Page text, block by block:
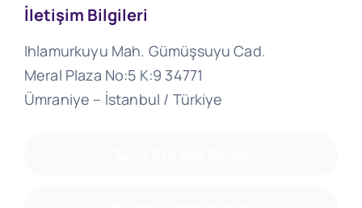
İletişim Bilgileri
Ihlamurkuyu Mah. Gümüşsuyu Cad.
Meral Plaza No:5 K:9 34771
Ümraniye – İstanbul / Türkiye